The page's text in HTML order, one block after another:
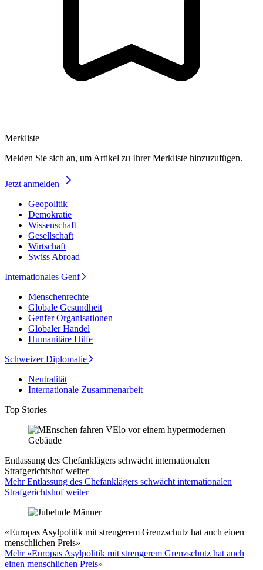
Merkliste
Melden Sie sich an, um Artikel zu Ihrer Merkliste hinzuzufügen.
Jetzt anmelden
Geopolitik
Demokratie
Wissenschaft
Gesellschaft
Wirtschaft
Swiss Abroad
Internationales Genf
Menschenrechte
Globale Gesundheit
Genfer Organisationen
Globaler Handel
Humanitäre Hilfe
Schweizer Diplomatie
Neutralität
Internationale Zusammenarbeit
Top Stories
Entlassung des Chefanklägers schwächt internationalen
Strafgerichtshof weiter
Mehr Entlassung des Chefanklägers schwächt internationalen
Strafgerichtshof weiter
«Europas Asylpolitik mit strengerem Grenzschutz hat auch einen
menschlichen Preis»
Mehr «Europas Asylpolitik mit strengerem Grenzschutz hat auch
einen menschlichen Preis»